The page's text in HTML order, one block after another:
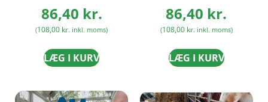
86,40 kr.
(108,00 kr. inkl. moms)
LÆG I KURV
86,40 kr.
(108,00 kr.inkl. moms)
LÆG I KURV